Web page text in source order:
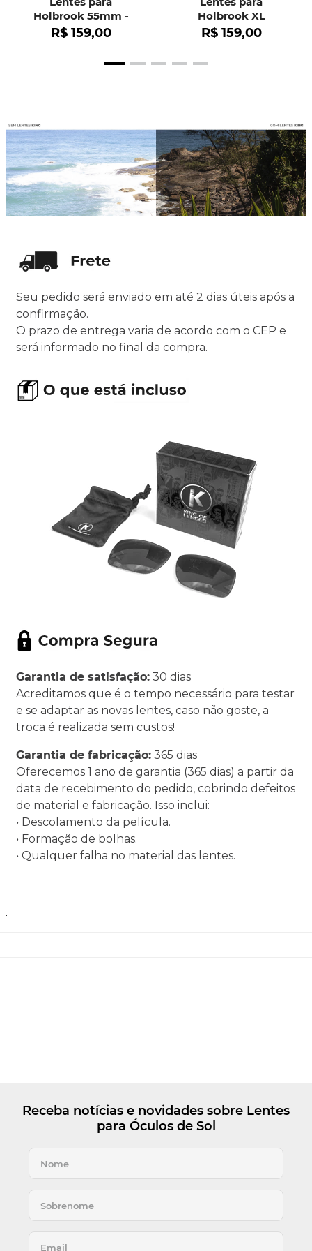
Holbrook 55mm -
OO9102
R$ 159,00
Holbrook XL
R$ 159,00
Seu pedido será enviado em até 2 dias úteis após a
confirmação.
O prazo de entrega varia de acordo com o CEP e
será informado no final da compra.
Garantia de satisfação: 30 dias
Acreditamos que é o tempo necessário para testar
e se adaptar as novas lentes, caso não goste, a
troca é realizada sem custos!
Garantia de fabricação: 365 dias
Oferecemos 1 ano de garantia (365 dias) a partir da
data de recebimento do pedido, cobrindo defeitos
de material e fabricação. Isso inclui:
• Descolamento da película.
• Formação de bolhas.
• Qualquer falha no material das lentes.
.
Receba notícias e novidades sobre Lentes
para Óculos de Sol